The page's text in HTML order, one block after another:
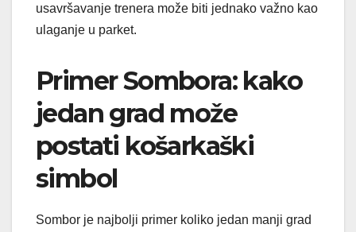
usavršavanje trenera može biti jednako važno kao
ulaganje u parket.
Primer Sombora: kako
jedan grad može
postati košarkaški
simbol
Sombor je najbolji primer koliko jedan manji grad